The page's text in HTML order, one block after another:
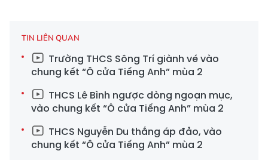
TIN LIÊN QUAN
Trường THCS Sông Trí giành vé vào
chung kết “Ô cửa Tiếng Anh” mùa 2
THCS Lê Bình ngược dòng ngoạn mục,
vào chung kết “Ô cửa Tiếng Anh” mùa 2
THCS Nguyễn Du thắng áp đảo, vào
chung kết “Ô cửa Tiếng Anh” mùa 2